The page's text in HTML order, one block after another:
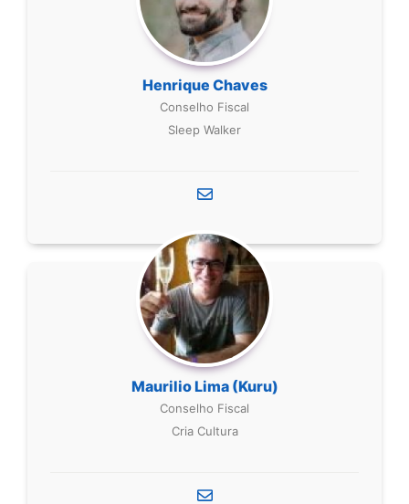
Henrique Chaves
Conselho Fiscal
Sleep Walker
Maurilio Lima (Kuru)
Conselho Fiscal
Cria Cultura